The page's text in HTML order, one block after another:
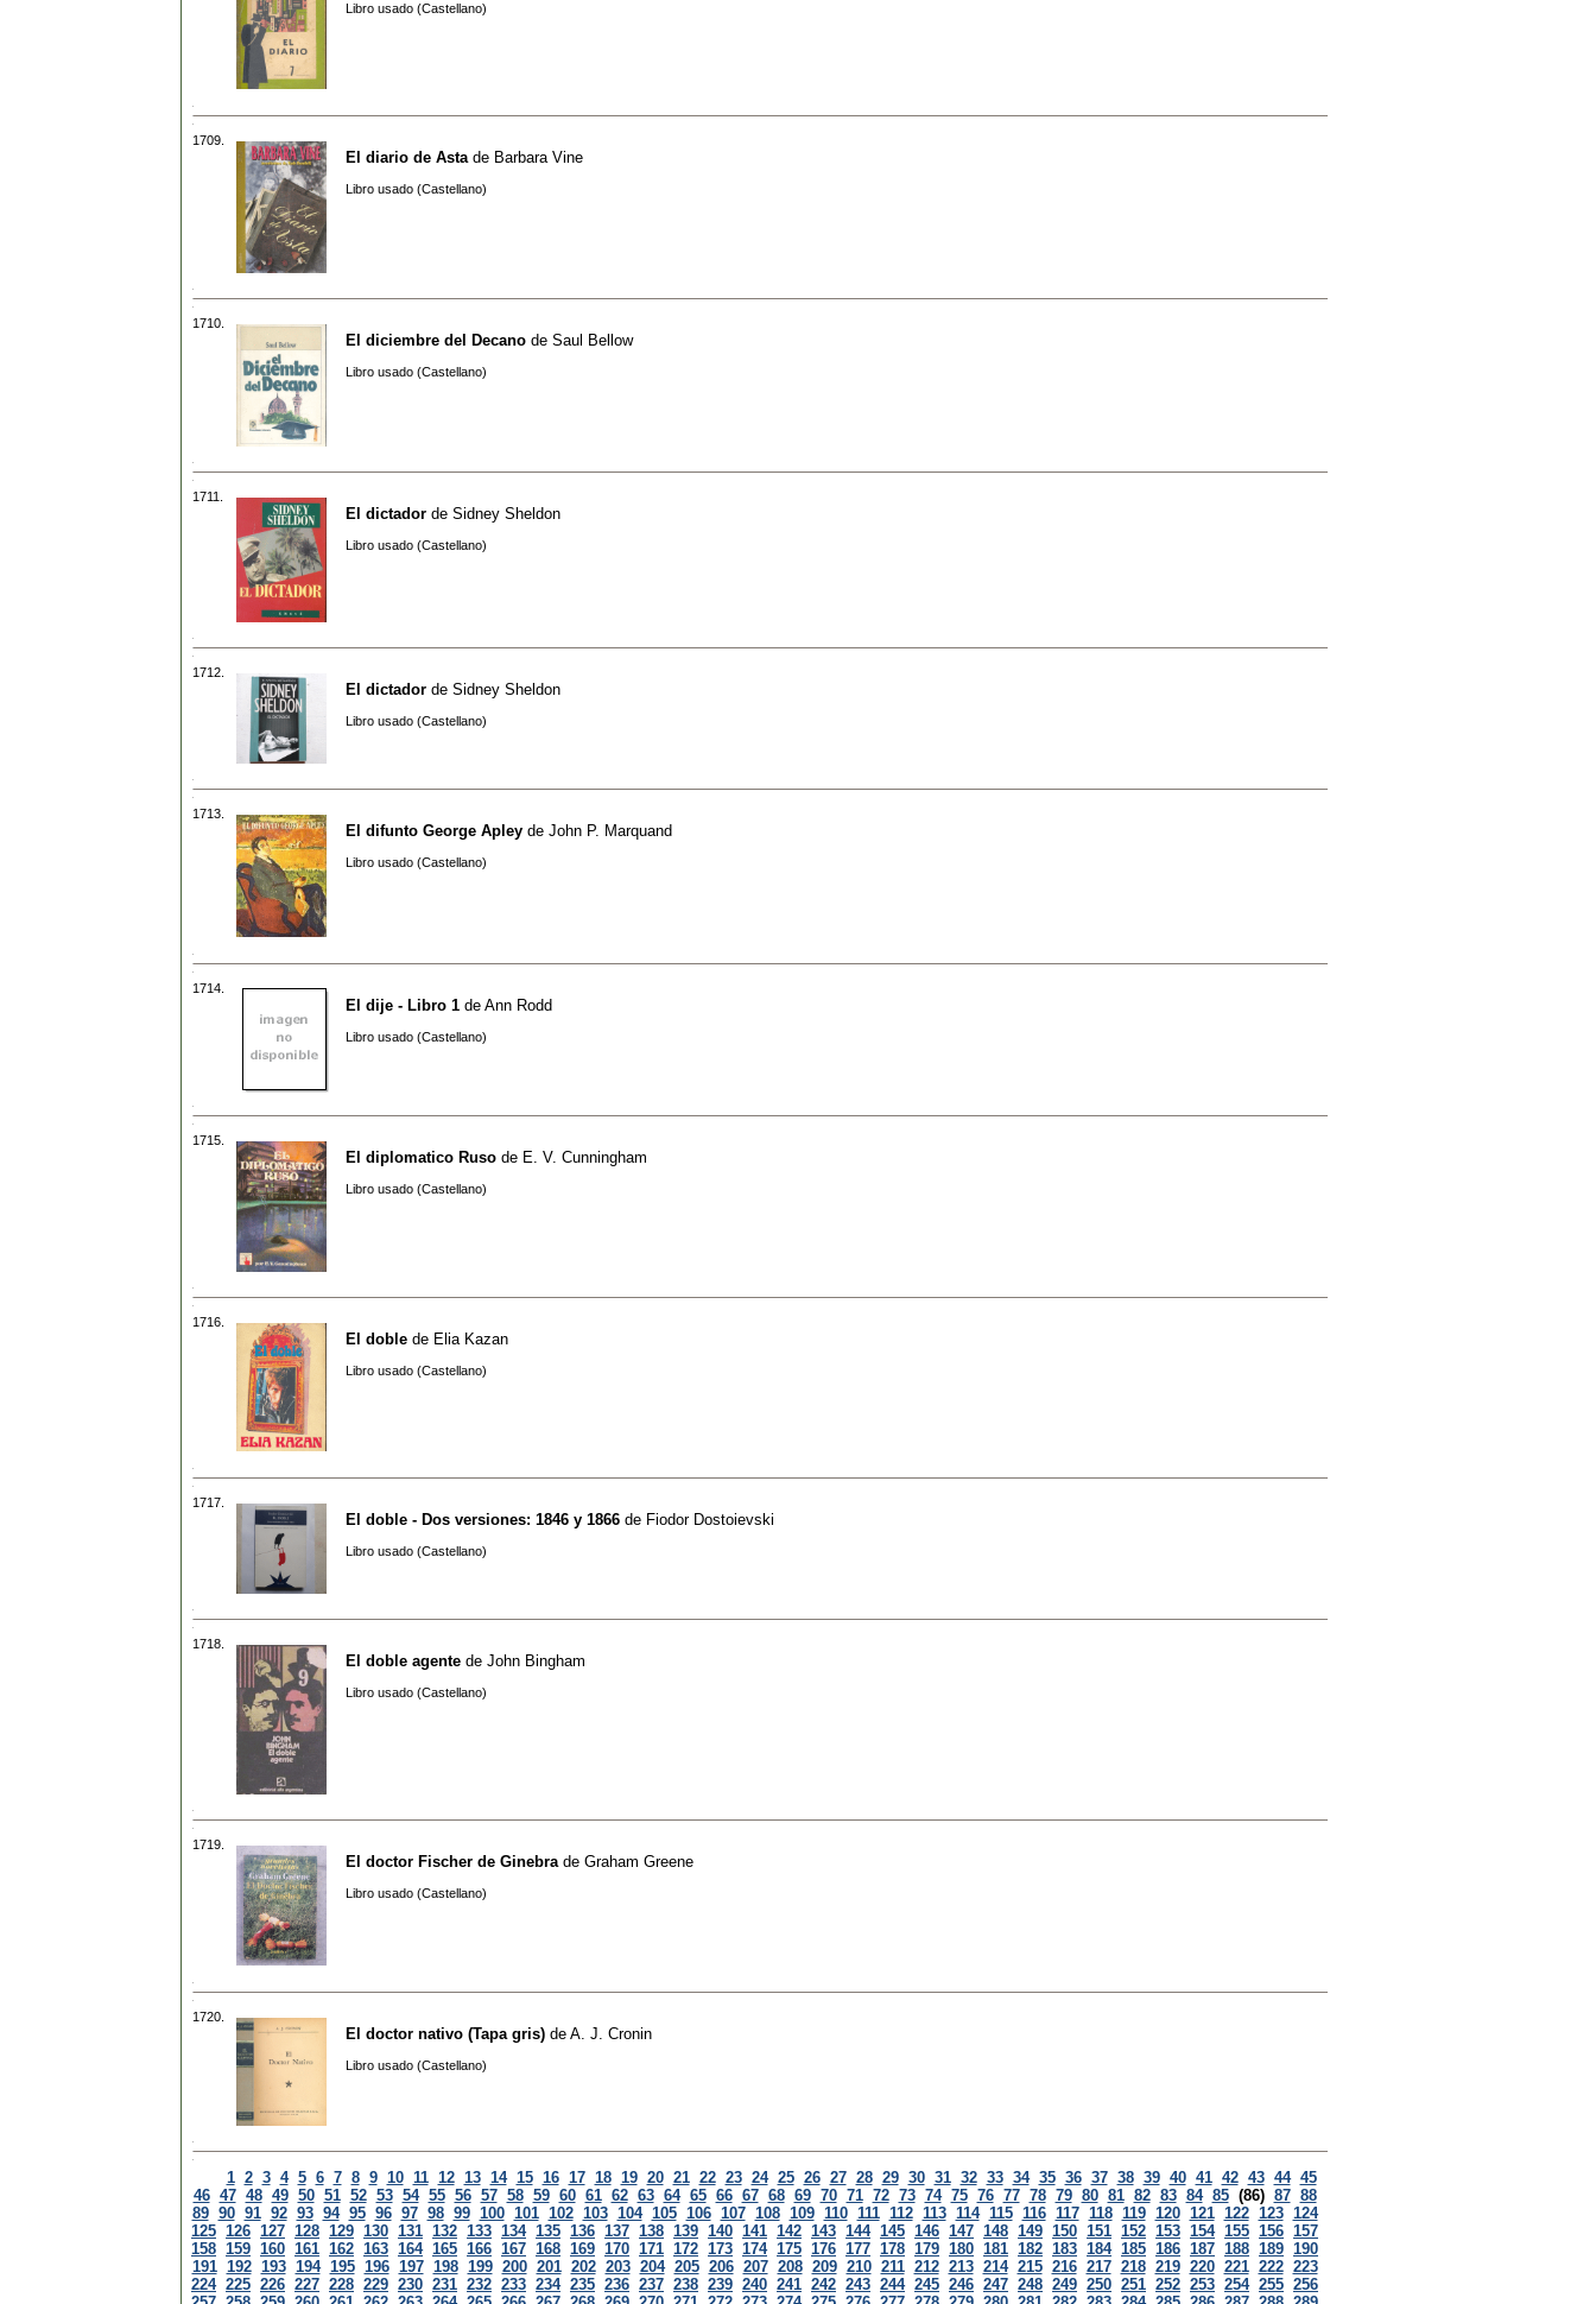
Libro usado (Castellano)
1709.
El diario de Asta de Barbara Vine
Libro usado (Castellano)
1710.
El diciembre del Decano de Saul Bellow
Libro usado (Castellano)
1711.
El dictador de Sidney Sheldon
Libro usado (Castellano)
1712.
El dictador de Sidney Sheldon
Libro usado (Castellano)
1713.
El difunto George Apley de John P. Marquand
Libro usado (Castellano)
1714.
El dije - Libro 1 de Ann Rodd
Libro usado (Castellano)
1715.
El diplomatico Ruso de E. V. Cunningham
Libro usado (Castellano)
1716.
El doble de Elia Kazan
Libro usado (Castellano)
1717.
El doble - Dos versiones: 1846 y 1866 de Fiodor Dostoievski
Libro usado (Castellano)
1718.
El doble agente de John Bingham
Libro usado (Castellano)
1719.
El doctor Fischer de Ginebra de Graham Greene
Libro usado (Castellano)
1720.
El doctor nativo (Tapa gris) de A. J. Cronin
Libro usado (Castellano)
1 2 3 4 5 6 7 8 9 10 11 12 13 14 15 16 17 18 19 20 21 22 23 24 25 26 27 28 29 30 31 32 33 34 35 36 37 38 39 40 41 42 43 44 45
46 47 48 49 50 51 52 53 54 55 56 57 58 59 60 61 62 63 64 65 66 67 68 69 70 71 72 73 74 75 76 77 78 79 80 81 82 83 84 85 (86) 87 88
89 90 91 92 93 94 95 96 97 98 99 100 101 102 103 104 105 106 107 108 109 110 111 112 113 114 115 116 117 118 119 120 121 122 123 124
125 126 127 128 129 130 131 132 133 134 135 136 137 138 139 140 141 142 143 144 145 146 147 148 149 150 151 152 153 154 155 156 157
158 159 160 161 162 163 164 165 166 167 168 169 170 171 172 173 174 175 176 177 178 179 180 181 182 183 184 185 186 187 188 189 190
191 192 193 194 195 196 197 198 199 200 201 202 203 204 205 206 207 208 209 210 211 212 213 214 215 216 217 218 219 220 221 222 223
224 225 226 227 228 229 230 231 232 233 234 235 236 237 238 239 240 241 242 243 244 245 246 247 248 249 250 251 252 253 254 255 256